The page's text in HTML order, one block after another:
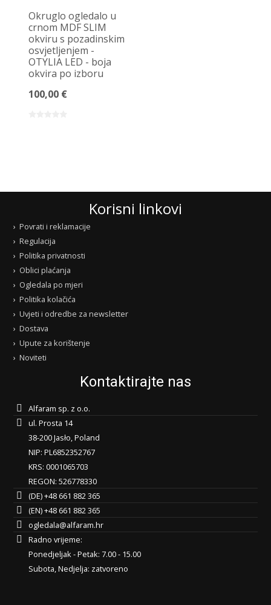
Okruglo ogledalo u
crnom MDF SLIM
okviru s pozadinskim
osvjetljenjem -
OTYLIA LED - boja
okvira po izboru
100,00 €
Korisni linkovi
Povrati i reklamacije
Regulacija
Politika privatnosti
Oblici plaćanja
Ogledala po mjeri
Politika kolačića
Uvjeti i odredbe za newsletter
Dostava
Upute za korištenje
Noviteti
Kontaktirajte nas
Alfaram sp. z o.o.
ul. Prosta 14
38-200 Jasło, Poland
NIP: PL6852352767
KRS: 0001065703
REGON: 526778330
(DE) +48 661 882 365
(EN) +48 661 882 365
ogledala@alfaram.hr
Radno vrijeme:
Ponedjeljak - Petak: 7.00 - 15.00
Subota, Nedjelja: zatvoreno